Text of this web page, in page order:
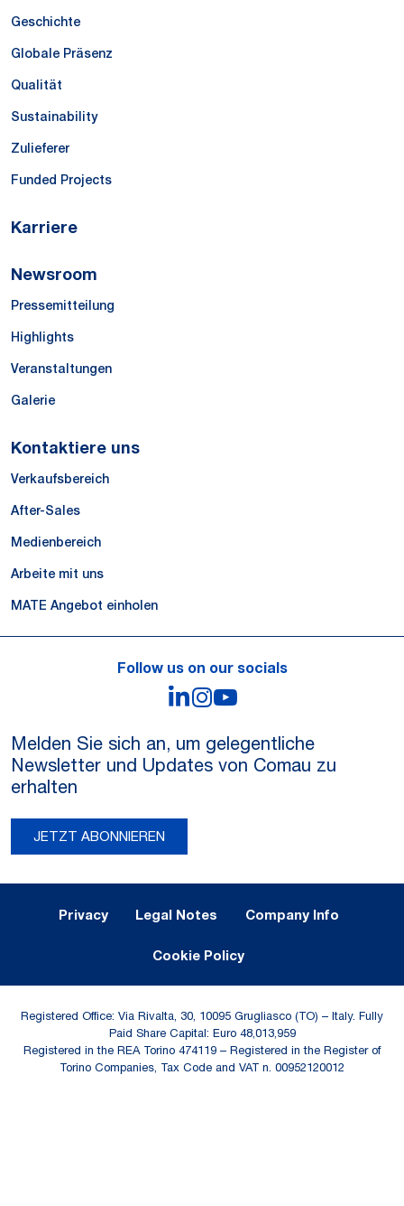
Geschichte
Globale Präsenz
Qualität
Sustainability
Zulieferer
Funded Projects
Karriere
Newsroom
Pressemitteilung
Highlights
Veranstaltungen
Galerie
Kontaktiere uns
Verkaufsbereich
After-Sales
Medienbereich
Arbeite mit uns
MATE Angebot einholen
Follow us on our socials
LinkedIn
Instagram
Melden Sie sich an, um gelegentliche
Newsletter und Updates von Comau zu
erhalten
JETZT ABONNIEREN
Privacy Legal Notes Company Info
Cookie Policy
Registered Office: Via Rivalta, 30, 10095 Grugliasco (TO) – Italy. Fully
Paid Share Capital: Euro 48,013,959
Registered in the REA Torino 474119 – Registered in the Register of
Torino Companies, Tax Code and VAT n. 00952120012